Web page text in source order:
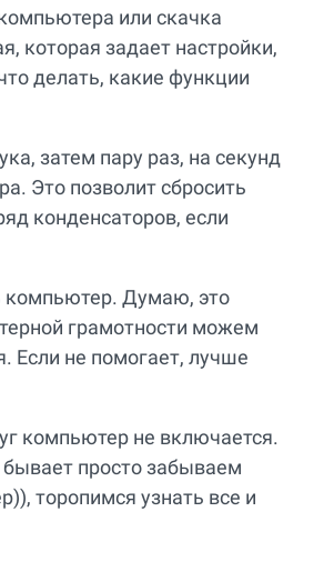
или скачка
которая задает настройки,
делать, какие функции
затем пару раз, на секунд
Это позволит сбросить
конденсаторов, если
компьютер. Думаю, это
грамотности можем
Если не помогает, лучше
компьютер не включается.
просто забываем
торопимся узнать все и